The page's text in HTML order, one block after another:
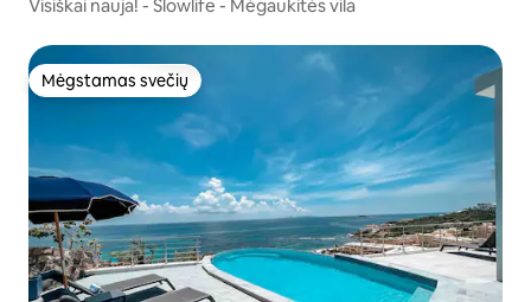
Visiškai nauja! - Slowlife - Mėgaukitės vila
Mėgstamas svečių
Mėgstamas svečių